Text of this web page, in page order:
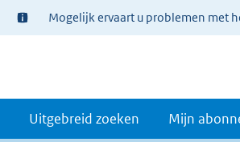
Ter
informatie:
Mogelijk ervaart u problemen met
Uitgebreid zoeken Mijn